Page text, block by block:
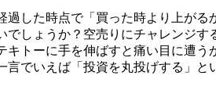
した時点で「買った時より上がる
しょうか？空売りにチャレンジす
トーに手を伸ばすと痛い目に遭う
でいえば「投資を丸投げする」